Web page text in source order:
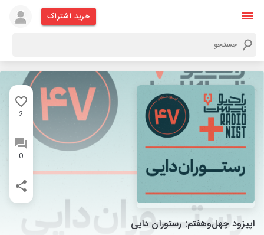
خرید اشتراک
2
0
اپیزود چهل‌وهفتم: رستوران دایی